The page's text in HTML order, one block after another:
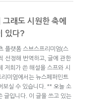
래도 시원한 축에
있다?
플랫폼 스브스프리미엄(스
선정해 번역하고, 글에 관한
저희가 쓴 해설을 스프와 시
미엄에서는 뉴스페퍼민트
보실 수 있습니다. ** 오늘 소
글입니다. 이 글을 쓰고 있는